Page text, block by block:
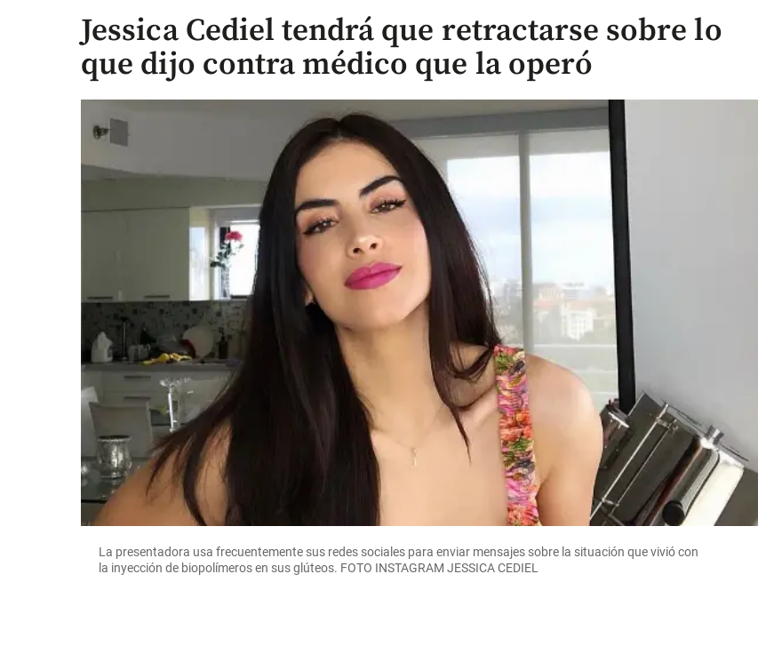
Jessica Cediel tendrá que retractarse sobre lo
que dijo contra médico que la operó
La presentadora usa frecuentemente sus redes sociales para enviar mensajes sobre la situación que vivió con
la inyección de biopolímeros en sus glúteos. FOTO INSTAGRAM JESSICA CEDIEL